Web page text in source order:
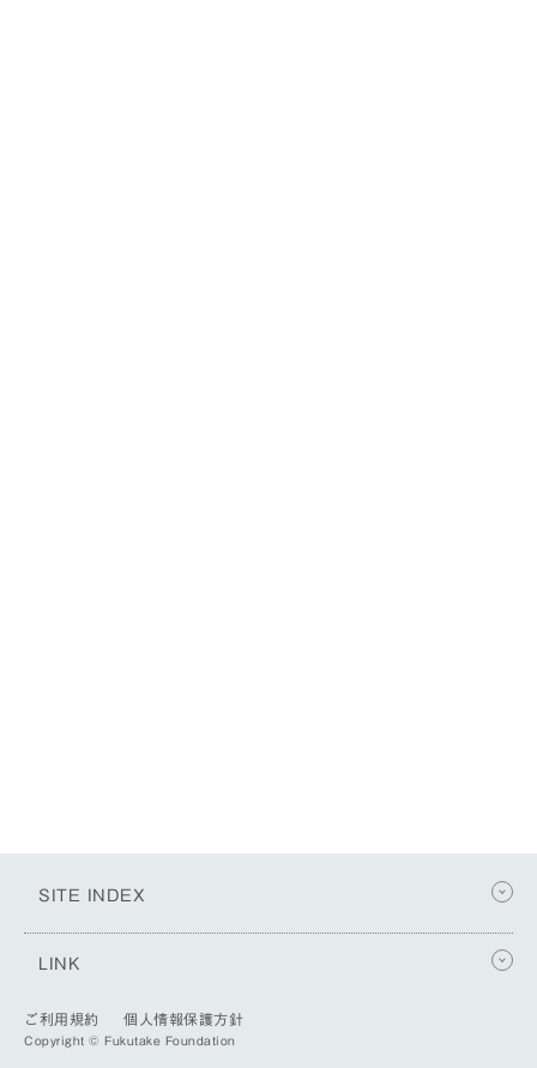
SITE INDEX
LINK
ご利用規約 個人情報保護方針
Copyright © Fukutake Foundation